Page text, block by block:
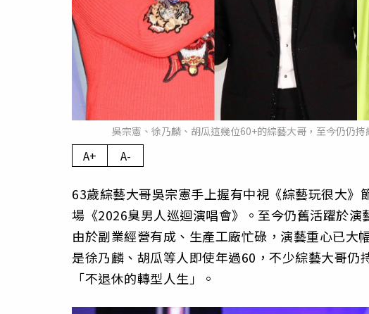
吳宗憲、徐乃麟、胡瓜這幾位60+的綜藝大哥，至今仍仍
A+ A-
63歲綜藝大哥吳宗憲手上握有中視《綜藝玩很大
場《2026臭男人巡迴演唱會》。至今仍舊活躍於
由於副業經營有成、生產工廠忙碌，演藝重心已
是徐乃麟、胡瓜等人即使年過60，不少綜藝大哥
「不退休的轉型人生」。